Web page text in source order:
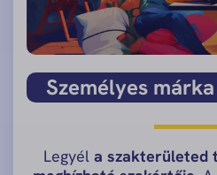
Személyes
Legyél a szakterületed